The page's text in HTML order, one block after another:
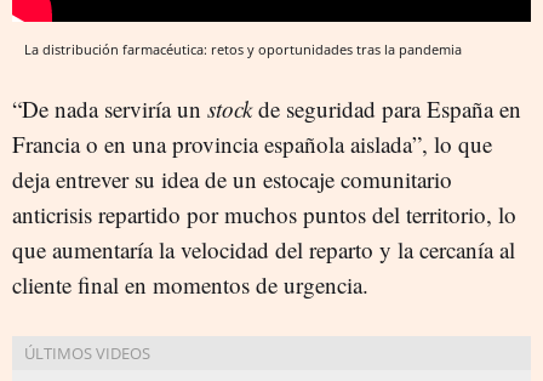
La distribución farmacéutica: retos y oportunidades tras la pandemia
“De nada serviría un stockde seguridad para España en
Francia o en una provincia española aislada”, lo que
deja entrever su idea de un estocaje comunitario
anticrisis repartido por muchos puntos del territorio, lo
que aumentaría la velocidad del reparto y la cercanía al
cliente final en momentos de urgencia.